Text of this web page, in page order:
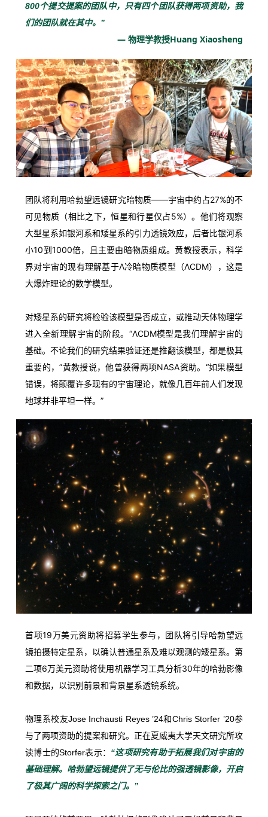
800个提交提案的团队 中， 只有四个团队获得两项资助， 我
们的团队就在其中。”
— 物理学教授Huang Xiaosheng
团队将利用哈勃望远镜研究暗物质——宇宙中约占27%的不
可见物质（相比之下，恒星和行星仅占5%）。 他们将观察
大型星系如银河系和矮星系的引力透镜效应， 后者比银河系
小10到1000倍， 且主要由暗物质组成。黄教授表示， 科学
界对宇宙的现有理解基于Λ冷暗物质模型（ΛCDM）， 这是
大爆炸理论的数学模型。
对矮星系的研究将检验该模型是否成立， 或推动天体物理学
进入全新理解宇宙的阶段。 “ΛCDM模型是我们理解宇宙的
基础。 不论我们的研究结果验证还是推翻该模型， 都是极其
重要的，”黄教授说，他曾获得两项NASA资助。“如果模型
错误， 将颠覆许多现有的宇宙理论， 就像几百年前人们发现
地球并非平坦一样。”
首项19万美元资助将招募学生参与， 团队将引导哈勃望远
镜拍摄特定星系， 以确认普通星系及难以观测的矮星系。 第
二项6万美元资助将使用机器学习工具分析30年的哈勃影像
和数据， 以识别前景和背景星系透镜系统。
物理系校友Jose Inchausti Reyes ’24和ChrisStorfer ’20参
与了两项资助的提案和研究。 正在夏威夷大学天文研究所攻
读博士的Storfer表示： “这项研究有助于拓展我们对宇宙的
基础理解。 哈勃望远镜提供了无与伦比的强透镜影像，
开启
了极其广阔的科学探索之门。”